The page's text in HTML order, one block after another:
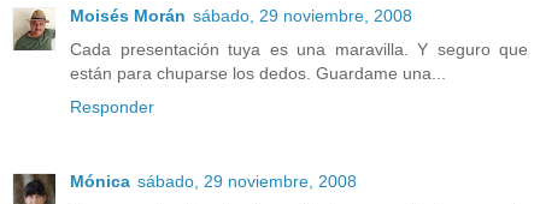
Moisés Morán sábado, 29 noviembre, 2008
Cada presentación tuya es una maravilla. Y seguro que
están para chuparse los dedos. Guardame una...
Responder
Mónica sábado, 29 noviembre, 2008